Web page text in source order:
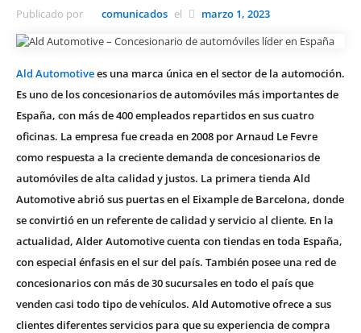
Publicado por comunicados el marzo 1, 2023
Ald Automotivees una marca única en el sector de la automoción.
Es uno de los concesionarios de automóviles más importantes de
España, con más de 400 empleados repartidos en sus cuatro
oficinas. La empresa fue creada en 2008 por Arnaud Le Fevre
como respuesta a la creciente demanda de concesionarios de
automóviles de alta calidad y justos. La primera tienda Ald
Automotive abrió sus puertas en el Eixample de Barcelona, donde
se convirtió en un referente de calidad y servicio al cliente. En la
actualidad, Alder Automotive cuenta con tiendas en toda España,
con especial énfasis en el sur del país. También posee una red de
concesionarios con más de 30 sucursales en todo el país que
venden casi todo tipo de vehículos. Ald Automotive ofrece a sus
clientes diferentes servicios para que su experiencia de compra